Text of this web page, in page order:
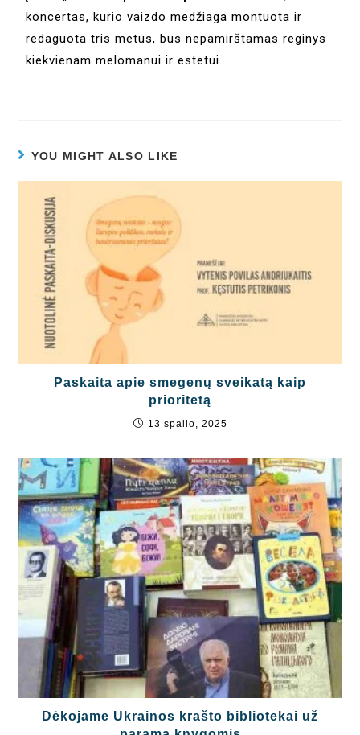
koncertas, kurio vaizdo medžiaga montuota ir
redaguota tris metus, bus nepamirštamas reginys
kiekvienam melomanui ir estetui.
YOU MIGHT ALSO LIKE
Paskaita apie smegenų sveikatą kaip
prioritetą
13 spalio, 2025
Dėkojame Ukrainos krašto bibliotekai už